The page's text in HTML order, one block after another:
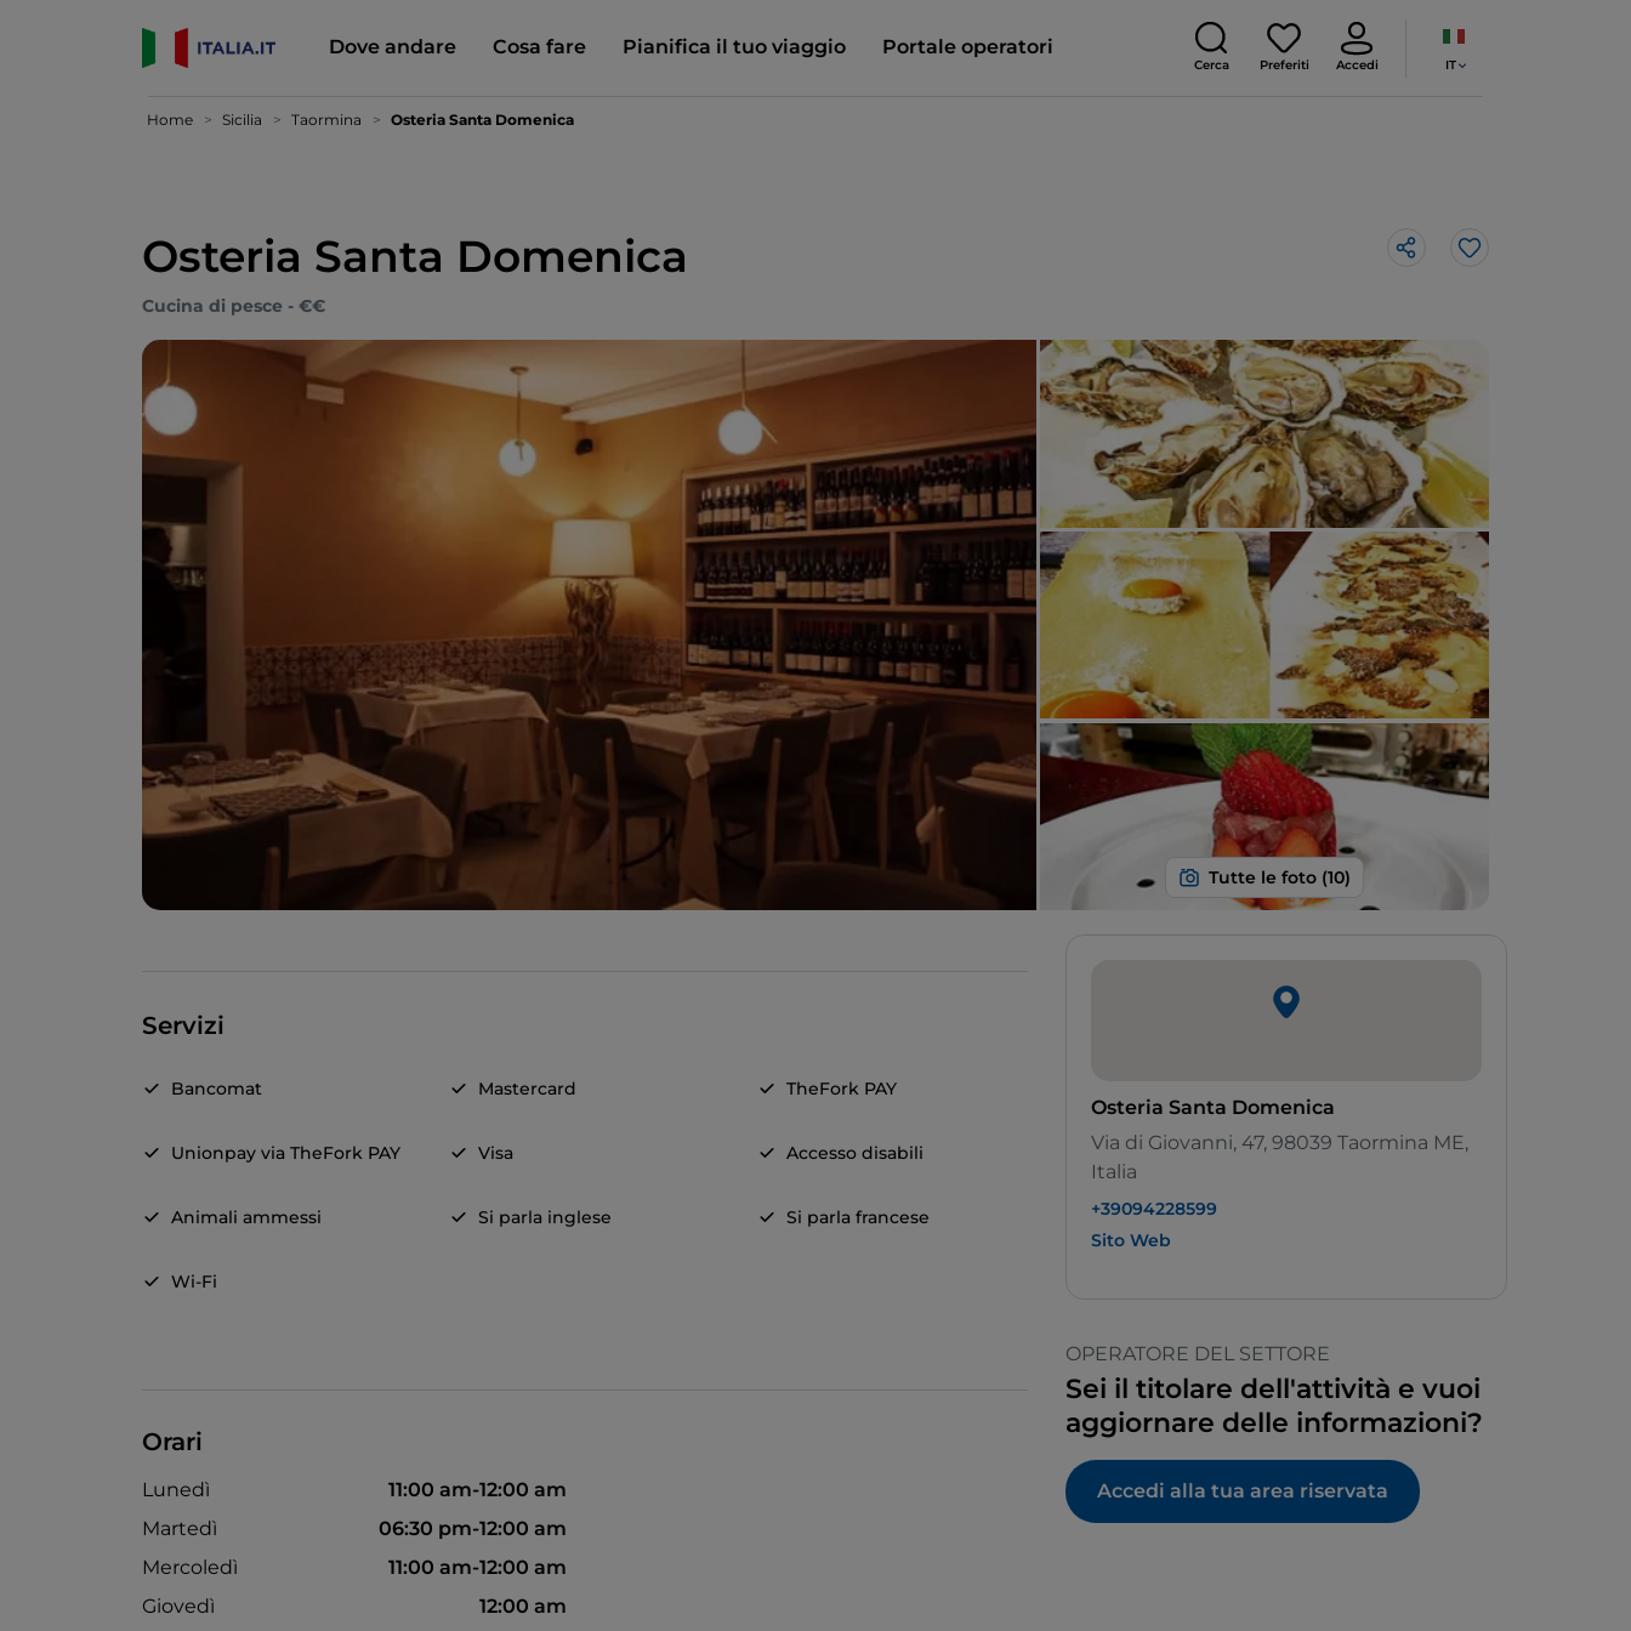
Dove andare Cosa fare Pianifica il tuo viaggio Portale operatori
Cerca Preferiti Accedi IT
Home Sicilia Taormina Osteria Santa Domenica
Osteria Santa Domenica Like
Cucina di pesce - €€
Servizi
Bancomat Mastercard TheFork PAY
Unionpay via TheFork PAY Visa Accesso disabili
Animali ammessi Si parla inglese Si parla francese
Wi-Fi
Orari
Lunedì
11:00 am-12:00 am
Martedì
06:30 pm-12:00 am
Mercoledì
11:00 am-12:00 am
Giovedì
12:00 am
Osteria Santa Domenica
Via di Giovanni, 47, 98039 Taormina ME,
Italia
+39094228599
Sito Web
OPERATORE DEL SETTORE
Sei il titolare dell'attività e vuoi
aggiornare delle informazioni?
Accedi alla tua area riservata